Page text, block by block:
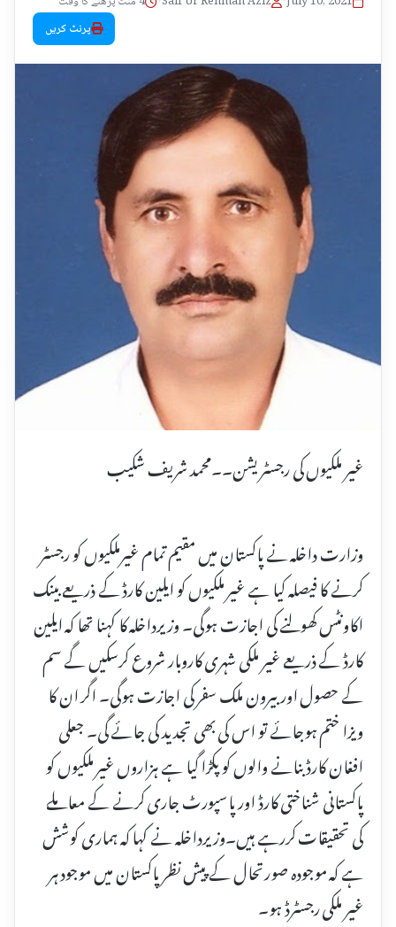
پرنٹ کریں
غیر ملکیوں کی رجسٹریشن۔۔محمد شریف شکیب
وزارت داخلہ نے پاکستان میں مقیم تمام غیرملکیوں کو رجسٹر
کرنے کا فیصلہ کیا ہے غیر ملکیوں کو ایلین کارڈ کے ذریعے بینک
اکاونٹس کھولنے کی اجازت ہوگی۔ وزیرداخلہ کا کہنا تھا کہ ایلین
کارڈ کے ذریعے غیر ملکی شہری کاروبار شروع کرسکیں گے سم
کے حصول اور بیرون ملک سفر کی اجازت ہوگی۔ اگر ان کا
ویزا ختم ہوجائے تو اس کی بھی تجدید کی جائے گی۔ جعلی
افغان کارڈ بنانے والوں کو پکڑا گیا ہے ہزاروں غیر ملکیوں کو
پاکستانی شناختی کارڈ اور پاسپورٹ جاری کرنے کے معاملے
کی تحقیقات کررہے ہیں۔وزیرداخلہ نے کہا کہ ہماری کوشش
ہے کہ موجودہ صورتحال کے پیش نظر پاکستان میں موجود ہر
غیر ملکی رجسٹرڈ ہو۔